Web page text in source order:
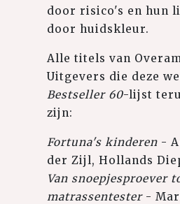
door risico's en hun
door huidskleur.
Alle titels van
Uitgevers die deze
Bestseller 60-lijst
zijn:
Fortuna's kinderen -
der Zijl, Hollands
Van snoepjesproever
matrassentester-